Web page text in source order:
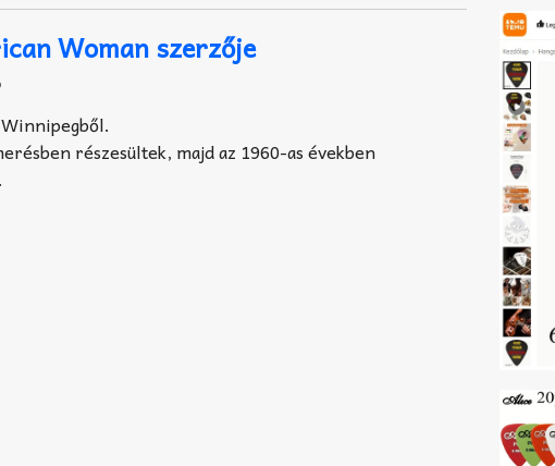
Woman szerzője
részesültek, majd az 1960-as években